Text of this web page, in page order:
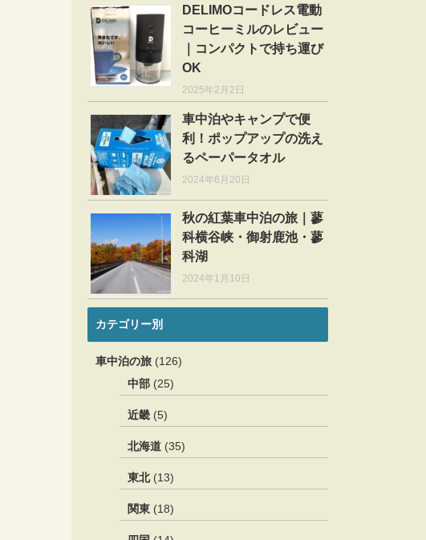
DELIMOコードレス電動
コーヒーミルのレビュー
｜コンパクトで持ち運び
OK
2025年2月2日
車中泊やキャンプで便
利！ポップアップの洗え
るペーパータオル
2024年6月20日
秋の紅葉車中泊の旅｜蓼
科横谷峡・御射鹿池・蓼
科湖
2024年1月10日
カテゴリー別
車中泊の旅 (126)
中部 (25)
近畿 (5)
北海道 (35)
東北(13)
関東 (18)